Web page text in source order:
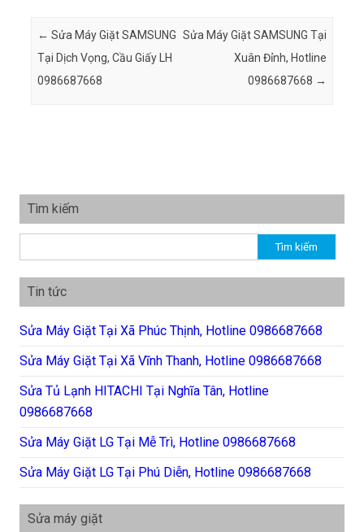
Post navigation
← Sửa Máy Giặt SAMSUNG
Tại Dịch Vọng, Cầu Giấy LH
0986687668
Sửa Máy Giặt SAMSUNG Tại
Xuân Đỉnh, Hotline
0986687668 →
Tìm kiếm
Tin tức
Sửa Máy Giặt Tại Xã Phúc Thịnh, Hotline 0986687668
Sửa Máy Giặt Tại Xã Vĩnh Thanh, Hotline 0986687668
Sửa Tủ Lạnh HITACHI Tại Nghĩa Tân, Hotline
0986687668
Sửa Máy Giặt LG Tại Mễ Trì, Hotline 0986687668
Sửa Máy Giặt LG Tại Phú Diễn, Hotline 0986687668
Sửa máy giặt